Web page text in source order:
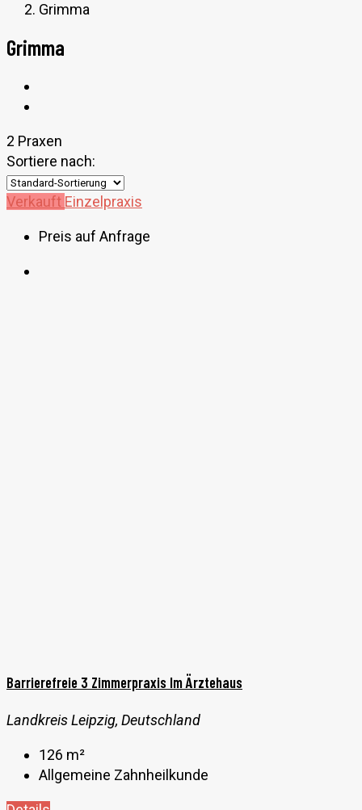
Grimma
Grimma
2 Praxen
Sortiere nach:
Verkauft Einzelpraxis
Preis auf Anfrage
Barrierefreie 3 Zimmerpraxis Im Ärztehaus
Landkreis Leipzig, Deutschland
126 m²
Allgemeine Zahnheilkunde